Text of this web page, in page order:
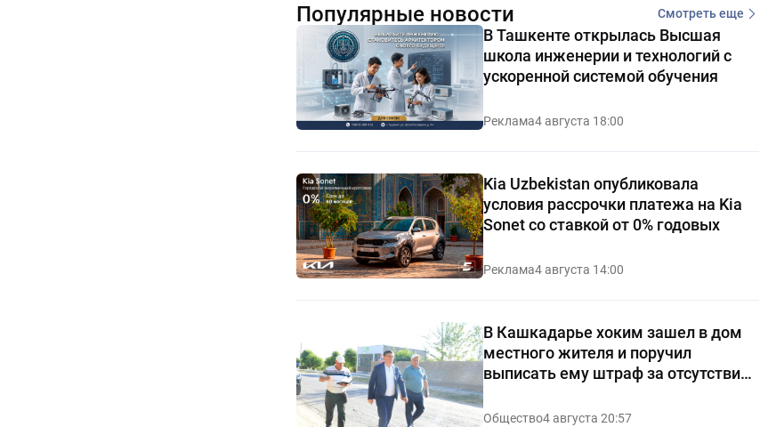
Популярные новости Смотреть еще
В Ташкенте открылась Высшая
школа инженерии и технологий с
ускоренной системой обучения
Реклама4 августа 18:00
Kia Uzbekistan опубликовала
условия рассрочки платежа на Kia
Sonet со ставкой от 0% годовых
Реклама4 августа 14:00
В Кашкадарье хоким зашел в дом
местного жителя и поручил
выписать ему штраф за отсутствие
чистоты — видео
Общество4 августа 20:57